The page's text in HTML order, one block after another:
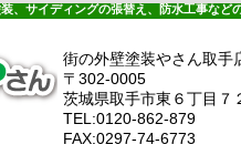
、サイディングの張替え、防水工事など
街の外壁塗装やさん取手
〒302-0005
茨城県取手市東６丁目７
TEL:0120-862-879
FAX:0297-74-6773